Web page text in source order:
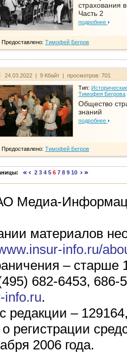
страхования
Часть 2
подробнее
Предоставлено: Тимофей Бегров
24.03.2022 | 9 Кбайт | просмотров: 701
Тип:
Тимофея Бегрова
Общество
знаний
подробнее
Предоставлено: Тимофей Бегров
2 3 4 5 6 7 8 9 10
Медиа-
материалов
info.ru/
– старше
682-6453, 686-
info.ru.
редакции –
о регистрации
2006 года.